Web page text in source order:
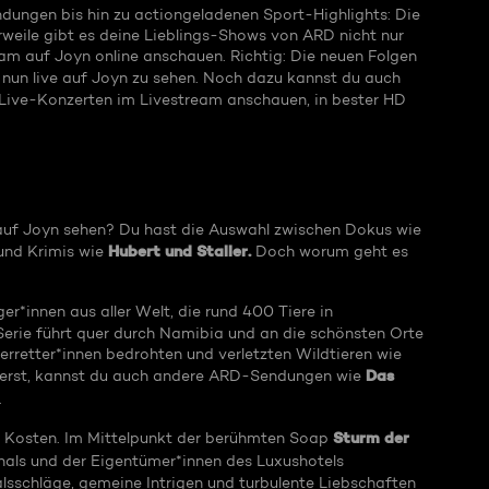
bis hin zu actiongeladenen Sport-Highlights: Die
gibt es deine Lieblings-Shows von ARD nicht nur
auf Joyn online anschauen. Richtig: Die neuen Folgen
live auf Joyn zu sehen. Noch dazu kannst du auch
Konzerten im Livestream anschauen, in bester HD
Joyn sehen? Du hast die Auswahl zwischen Dokus wie
Krimis wie Hubert und Staller. Doch worum geht es
aus aller Welt, die rund 400 Tiere in
führt quer durch Namibia und an die schönsten Orte
bedrohten und verletzten Wildtieren wie
kannst du auch andere ARD-Sendungen wieDas
Im Mittelpunkt der berühmten Soap Sturm der
und der Eigentümer*innen des Luxushotels
gemeine Intrigen und turbulente Liebschaften